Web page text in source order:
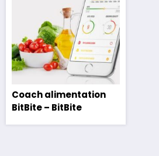
Coach alimentation
BitBite – BitBite